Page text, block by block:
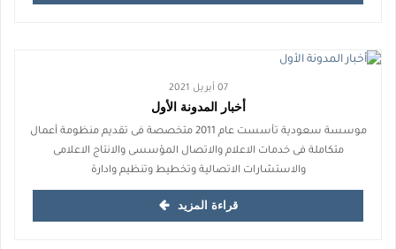
07 أبريل 2021
أخبار المدونة الأول
موسسة سعودية تأسست عام 2011 متخصصة فى تقديم منظومة أعمال
متكاملة فى خدمات الاعلام والاتصال المؤسسى والانتاج الاعلامى
والاستشارات الاتصالية وتخطيط وتنظيم وادارة
قراءة المزيد